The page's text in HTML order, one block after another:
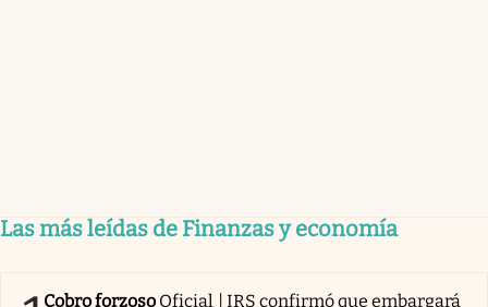
Las más leídas de Finanzas y economía
Cobro forzoso Oficial | IRS confirmó que embargará